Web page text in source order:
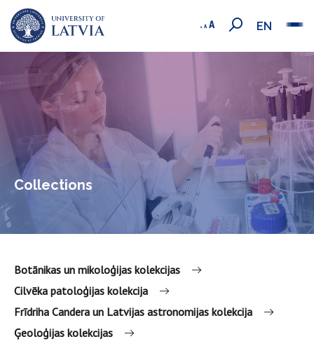
EN
Collections
Botānikas un mikoloģijas kolekcijas
Cilvēka patoloģijas kolekcija
Frīdriha Candera un Latvijas astronomijas kolekcija
Ģeoloģijas kolekcijas